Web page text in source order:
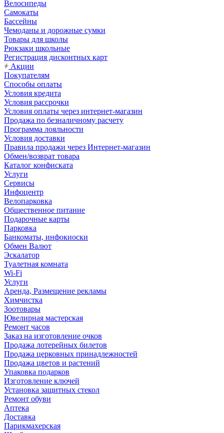
Велосипеды
Самокаты
Бассейны
Чемоданы и дорожные сумки
Товары для школы
Рюкзаки школьные
Регистрация дисконтных карт
Акции
Покупателям
Способы оплаты
Условия кредита
Условия рассрочки
Условия оплаты через интернет-магазин
Продажа по безналичному расчету
Программа лояльности
Условия доставки
Правила продажи через Интернет-магазин
Обмен/возврат товара
Каталог конфиската
Услуги
Сервисы
Инфоцентр
Велопарковка
Общественное питание
Подарочные карты
Парковка
Банкоматы, инфокиоски
Обмен Валют
Эскалатор
Туалетная комната
Wi-Fi
Услуги
Аренда, Размещение рекламы
Химчистка
Зоотовары
Ювелирная мастерская
Ремонт часов
Заказ на изготовление очков
Продажа лотерейных билетов
Продажа церковных принадлежностей
Продажа цветов и растений
Упаковка подарков
Изготовление ключей
Установка защитных стекол
Ремонт обуви
Аптека
Доставка
Парикмахерская